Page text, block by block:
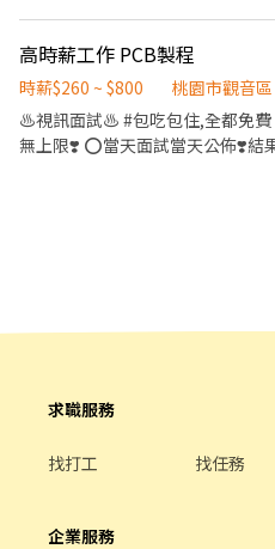
早班：200/hr ★ 晚班：230/hr 【假日班】 1、班別：8-17、18-03
2、時薪： ★ 早班：210/hr ★ 晚班：240/hr ☆提供
迎洽詢了解上車地點) ☆提供勞健
可隔日/隔週領 ☆只要書審即可
高時薪工作 PCB製程
時薪$260 ~ $800
桃園市觀音區
♨️視訊面試♨️ #包吃包住,全都免費
無上限❣️ ⭕️當天面試當天公佈❣️結
班費都照基法規定*1.3334
260*1.6667=433 / 260*2.6667=693 300*1.6667=500 /
▽◆◆▬▬▬▬ 撥0973-669-580
求職服務
找打工 找任務
企業服務